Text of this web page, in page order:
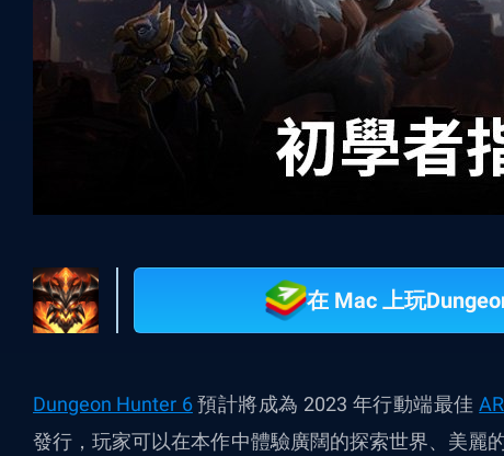
在 Mac 上玩
Dungeon Hunter 6預計將成為 2023 年行動端最佳
發行，玩家可以在本作中體驗廣闊的探索世界、美麗